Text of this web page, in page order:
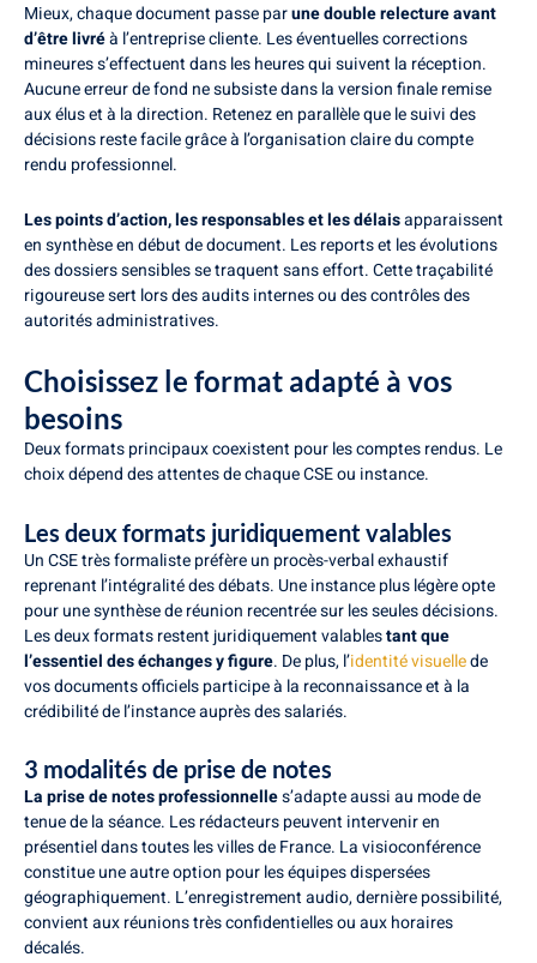
Mieux, chaque document passe parune double relecture avant
d’être livréà l’entreprise cliente. Les éventuelles corrections
mineures s’effectuent dans les heures qui suivent la réception.
Aucune erreur de fond ne subsiste dans la version finale remise
aux élus et à la direction. Retenez en parallèle que le suivi des
décisions reste facile grâce à l’organisation claire du compte
rendu professionnel.
Les points d’action, les responsables et les délaisapparaissent
en synthèse en début de document. Les reports et les évolutions
des dossiers sensibles se traquent sans effort. Cette traçabilité
rigoureuse sert lors des audits internes ou des contrôles des
autorités administratives.
Choisissez le format adapté à vos
besoins
Deux formats principaux coexistent pour les comptes rendus. Le
choix dépend des attentes de chaque CSE ou instance.
Les deux formats juridiquement valables
Un CSE très formaliste préfère un procès-verbal exhaustif
reprenant l’intégralité des débats. Une instance plus légère opte
pour une synthèse de réunion recentrée sur les seules décisions.
Les deux formats restent juridiquement valablestant que
l’essentiel des échanges y figure. De plus, l’identité visuellede
vos documents officiels participe à la reconnaissance et à la
crédibilité de l’instance auprès des salariés.
3 modalités de prise de notes
La prise de notes professionnelles’adapte aussi au mode de
tenue de la séance. Les rédacteurs peuvent intervenir en
présentiel dans toutes les villes de France. La visioconférence
constitue une autre option pour les équipes dispersées
géographiquement. L’enregistrement audio, dernière possibilité,
convient aux réunions très confidentielles ou aux horaires
décalés.